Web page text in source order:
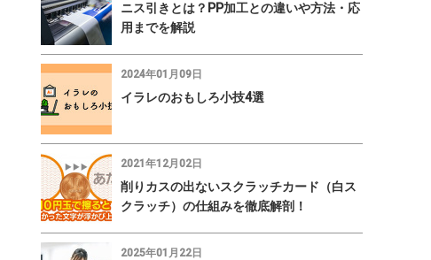
ニス引きとは？PP加工との違いや方法・応
用までを解説
2024年01月09日
イラレのおもしろ小技4選
2021年12月02日
削りカスの出ないスクラッチカード（白ス
クラッチ）の仕組みを徹底解剖！
2025年01月22日